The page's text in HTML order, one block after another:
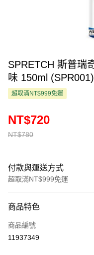
SPRETCH 斯普瑞奇 【犬包裝】[亞麻仁油] -原
味 150ml (SPR001)
超取滿NT$999免運
NT$780
NT$720
付款與運送方式
超取滿NT$999免運
信用卡一次付款
超商取貨付款
商品特色
商品編號
11937349